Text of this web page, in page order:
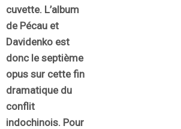
cuvette. L’album
de Pécau et
Davidenko est
donc le septième
opus sur cette fin
dramatique du
conflit
indochinois. Pour